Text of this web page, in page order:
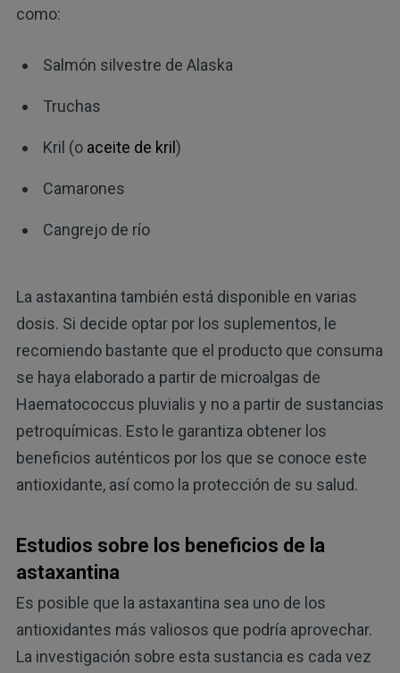
como:
Salmón silvestre de Alaska
Truchas
Kril (o aceite de kril )
Camarones
Cangrejo de río
La astaxantina también está disponible en varias
dosis. Si decide optar por los suplementos, le
recomiendo bastante que el producto que consuma
se haya elaborado a partir de microalgas de
Haematococcus pluvialis y no a partir de sustancias
petroquímicas. Esto le garantiza obtener los
beneficios auténticos por los que se conoce este
antioxidante, así como la protección de su salud.
Estudios sobre los beneficios de la
astaxantina
Es posible que la astaxantina sea uno de los
antioxidantes más valiosos que podría aprovechar.
La investigación sobre esta sustancia es cada vez